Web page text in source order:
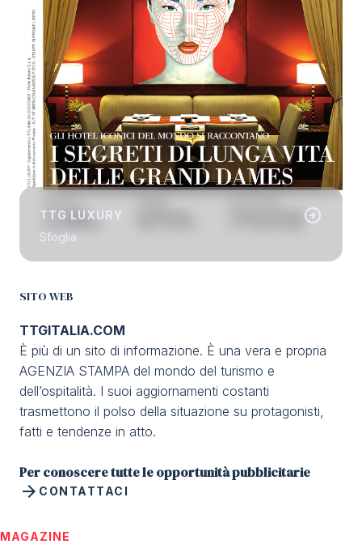
TTG LUXURY arrow_circle_right
Sfoglia
SITO WEB
TTGITALIA.COM​
È più di un sito di informazione. È una vera e propria
AGENZIA STAMPA del mondo del turismo e
dell’ospitalità. I suoi aggiornamenti costanti
trasmettono il polso della situazione su protagonisti,
fatti e tendenze in atto.
Per conoscere tutte le opportunità pubblicitarie
CONTATTACI
arrow_forward
MAGAZINE